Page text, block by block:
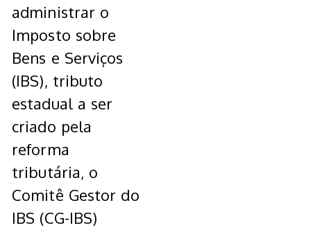
administrar o
Imposto sobre
Bens e Serviços
(IBS), tributo
estadual a ser
criado pela
reforma
tributária, o
Comitê Gestor do
IBS (CG-IBS)